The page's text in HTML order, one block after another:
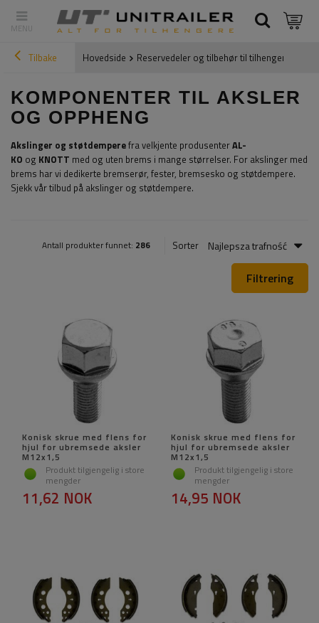
Tilbake Hovedside Reservedeler og tilbehør til tilhengere
KOMPONENTER TIL AKSLER
OG OPPHENG
Akslinger og støtdemperefra velkjente produsenterAL-
KO og KNOTT med og uten brems i mange størrelser. For akslinger med
brems har vi dedikerte bremserør, fester, bremsesko og støtdempere.
Sjekk vår tilbud på akslinger og støtdempere.
Antall produkter funnet: 286 Sorter Najlepsza trafność
Filtrering
Konisk skrue med flens for
hjul for ubremsede aksler
M12x1,5
Produkt tilgjengelig i store
mengder
11,62 NOK
Konisk skrue med flens for
hjul for ubremsede aksler
M12x1,5
Produkt tilgjengelig i store
mengder
14,95 NOK